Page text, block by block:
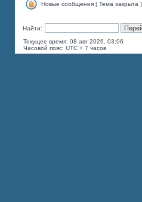
Новые сообщения [ Тема закрыта ]
Найти:
Текущее время: 08 авг 2026, 03:06
Часовой пояс: UTC + 7 часов